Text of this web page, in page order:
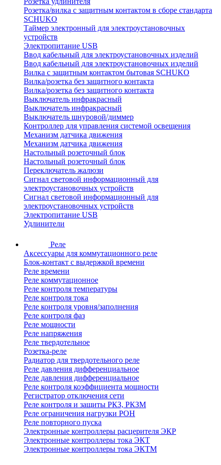
Розетка/вилка с защитным контактом в сборе стандарта
SCHUKO
Таймер электронный для электроустановочных
устройств
Электропитание USB
Ввод кабельный для электроустановочных изделий
Ввод кабельный для электроустановочных изделий
Вилка с защитным контактом бытовая SCHUKO
Вилка/розетка без защитного контакта
Вилка/розетка без защитного контакта
Выключатель инфракрасный
Выключатель инфракрасный
Выключатель шнуровой/диммер
Контроллер для управления системой освещения
Механизм датчика движения
Механизм датчика движения
Настольный розеточный блок
Настольный розеточный блок
Переключатель жалюзи
Сигнал световой информационный для
электроустановочных устройств
Сигнал световой информационный для
электроустановочных устройств
Электропитание USB
Удлинители
Реле
Аксессуары для коммутационного реле
Блок-контакт с выдержкой времени
Реле времени
Реле коммутационное
Реле контроля температуры
Реле контроля тока
Реле контроля уровня/заполнения
Реле контроля фаз
Реле мощности
Реле напряжения
Реле твердотельное
Розетка-реле
Радиатор для твердотельного реле
Реле давления дифференциальное
Реле давления дифференциальное
Реле контроля коэффициента мощности
Регистратор отключения сети
Реле контроля и защиты РКЗ, РКЗМ
Реле ограничения нагрузки РОН
Реле повторного пуска
Электронные контроллеры расцерителя ЭКР
Электронные контроллеры тока ЭКТ
Электронные контроллеры тока ЭКТМ